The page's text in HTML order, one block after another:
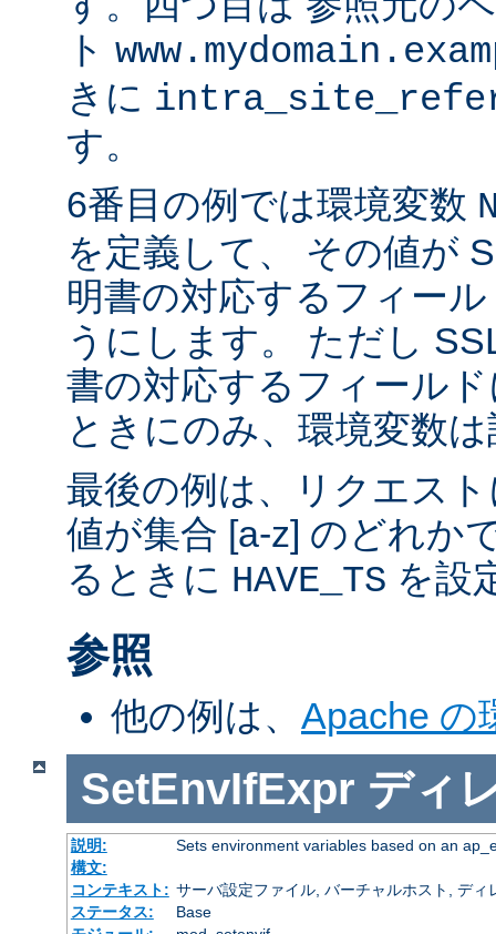
ト
きに
す。
6番目の例では環境変数
を定義して、 その値が
明書の対応するフィー
うにします。 ただし
書の対応するフィール
ときにのみ、環境変数
最後の例は、リクエス
値が集合 [a-z] のどれか
るときに HAVE_TS を設
参照
他の例は、 Apache の
SetEnvIfExpr ディ
説明:
Sets environment variables based on an
構文:
コンテキスト: サーバ設定ファイル, バーチャルホスト, ディ
ステータス:
Base